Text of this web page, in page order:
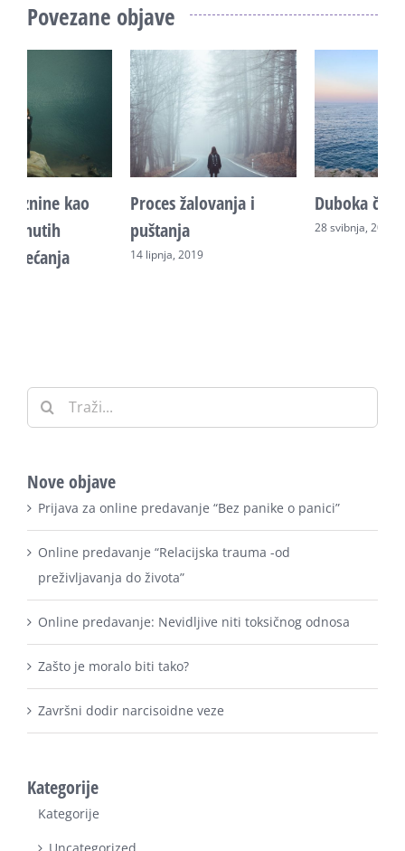
Povezane objave
Duboka čežnja srca
28 svibnja, 2019
Krug odlaženja i
vraćanja partneru
Prijava za online predavanje “Bez panike o panici”
preživljavanja do života”
Kategorije
Uncategorized